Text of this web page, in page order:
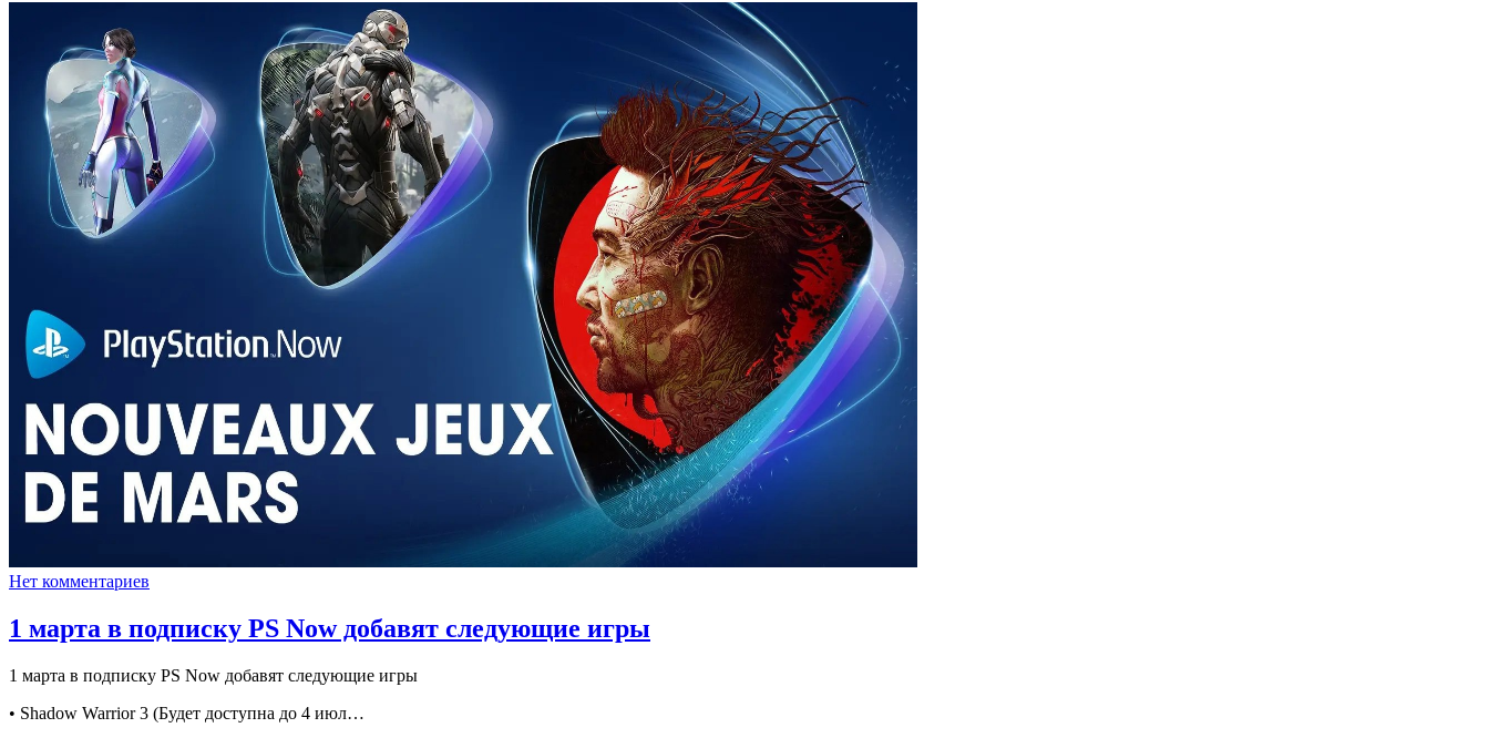
Нет комментариев
1 марта в подписку PS Now добавят следующие игры
1 марта в подписку PS Now добавят следующие игры
• Shadow Warrior 3 (Будет доступна до 4 июл…